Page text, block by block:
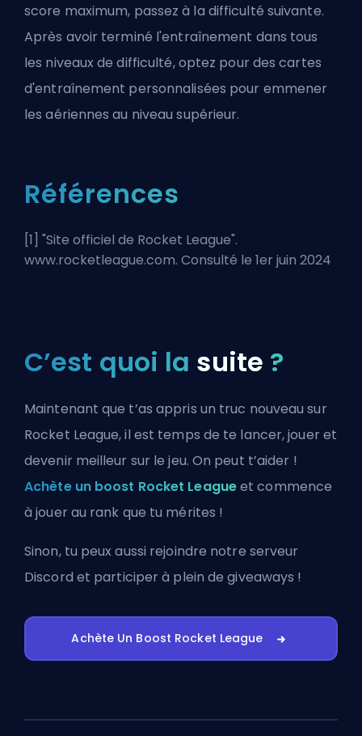
score maximum, passez à la difficulté suivante.
Après avoir terminé l'entraînement dans tous
les niveaux de difficulté, optez pour des cartes
d'entraînement personnalisées pour emmener
les aériennes au niveau supérieur.
Références
[1] "Site officiel de Rocket League".
www.rocketleague.com. Consulté le 1er juin 2024
C’est quoi la suite ?
Maintenant que t’as appris un truc nouveau sur
Rocket League, il est temps de te lancer, jouer et
devenir meilleur sur le jeu. On peut t’aider !
Achète un boost Rocket Leagueet commence
à jouer au rank que tu mérites !
Sinon, tu peux aussi rejoindre notre serveur
Discord et participer à plein de giveaways !
Achète Un Boost Rocket League